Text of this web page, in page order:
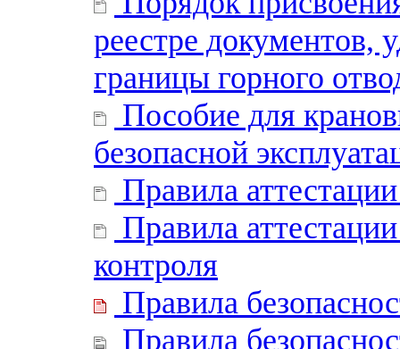
реестре документов,
границы горного
Пособие для
безопасной
Правила
Правила
контроля
Правила
Правила